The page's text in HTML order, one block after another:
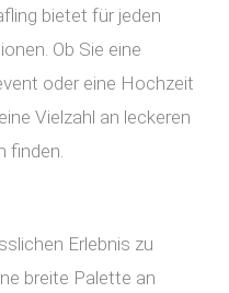
bietet für jeden
Ob Sie eine
oder eine Hochzeit
Vielzahl an leckeren
finden.
Erlebnis zu
breite Palette an